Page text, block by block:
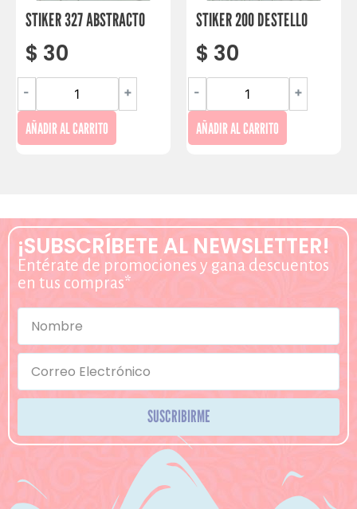
STIKER 327 ABSTRACTO
$ 30
- +
AÑADIR AL CARRITO
STIKER 200 DESTELLO
$ 30
- +
AÑADIR AL CARRITO
¡SUBSCRÍBETE AL NEWSLETTER!
Entérate de promociones y gana descuentos
en tus compras*
SUSCRIBIRME